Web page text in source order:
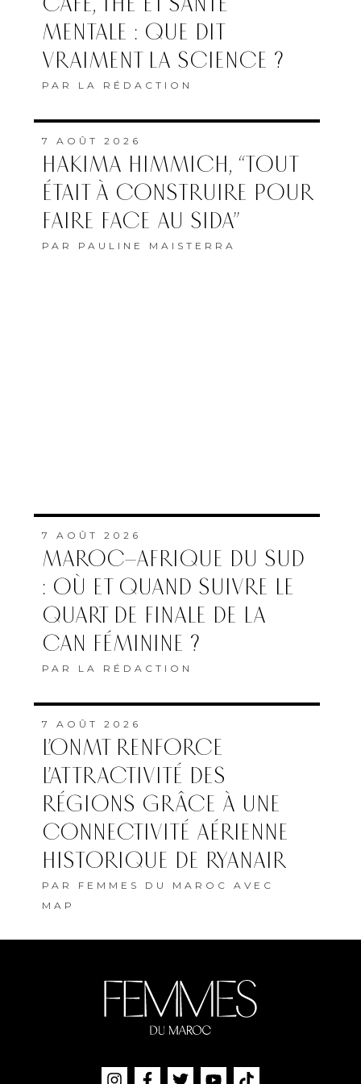
MENTALE : QUE DIT
VRAIMENT LA SCIENCE ?
PAR LA RÉDACTION
7 AOÛT 2026
HAKIMA HIMMICH, “TOUT
ÉTAIT À CONSTRUIRE POUR
FAIRE FACE AU SIDA”
PAR PAULINE MAISTERRA
7 AOÛT 2026
MAROC–AFRIQUE DU SUD
: OÙ ET QUAND SUIVRE LE
QUART DE FINALE DE LA
CAN FÉMININE ?
PAR LA RÉDACTION
7 AOÛT 2026
L’ONMT RENFORCE
L’ATTRACTIVITÉ DES
RÉGIONS GRÂCE À UNE
CONNECTIVITÉ AÉRIENNE
HISTORIQUE DE RYANAIR
PAR FEMMES DU MAROC AVEC
MAP